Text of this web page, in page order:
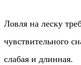
Ловля на леску
чувствительного
слабая и длинная.